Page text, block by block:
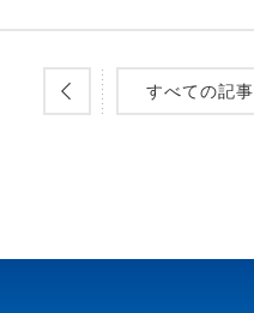
すべての記